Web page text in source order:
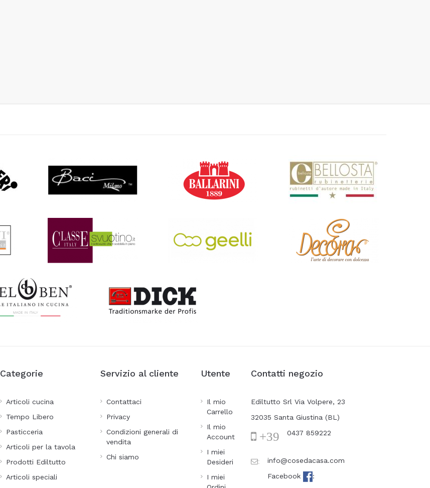
Categorie
Articoli cucina
Tempo Libero
Pasticceria
Articoli per la tavola
Prodotti Ediltutto
Articoli speciali
Servizio al cliente
Contattaci
Privacy
Condizioni generali di
vendita
Chi siamo
Utente
Il mio
Carrello
Il mio
Account
I miei
Desideri
I miei
Contatti negozio
Ediltutto Srl Via Volpere, 23
32035 Santa Giustina (BL)
+39 0437 859222
:
info@cosedacasa.com
Facebook
: